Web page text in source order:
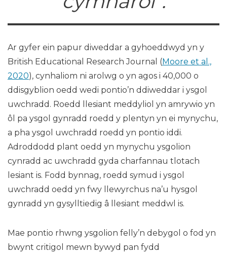
Ar gyfer ein papur diweddar a gyhoeddwyd yn y
British Educational Research Journal (Moore et al.,
2020), cynhaliom ni arolwg o yn agos i 40,000 o
ddisgyblion oedd wedi pontio’n ddiweddar i ysgol
uwchradd. Roedd llesiant meddyliol yn amrywio yn
ôl pa ysgol gynradd roedd y plentyn yn ei mynychu,
a pha ysgol uwchradd roedd yn pontio iddi.
Adroddodd plant oedd yn mynychu ysgolion
cynradd ac uwchradd gyda charfannau tlotach
lesiant is. Fodd bynnag, roedd symud i ysgol
uwchradd oedd yn fwy llewyrchus na’u hysgol
gynradd yn gysylltiedig â llesiant meddwl is.
Mae pontio rhwng ysgolion felly’n debygol o fod yn
bwynt critigol mewn bywyd pan fydd